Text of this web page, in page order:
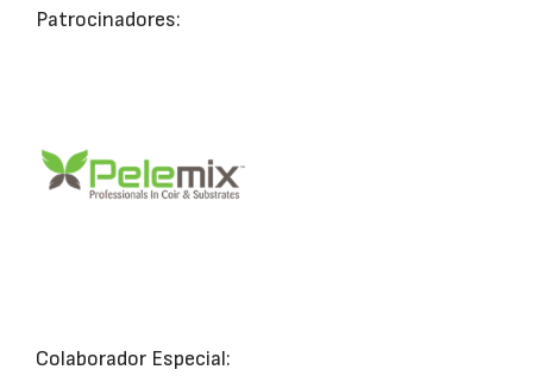
Patrocinadores:
Colaborador Especial: